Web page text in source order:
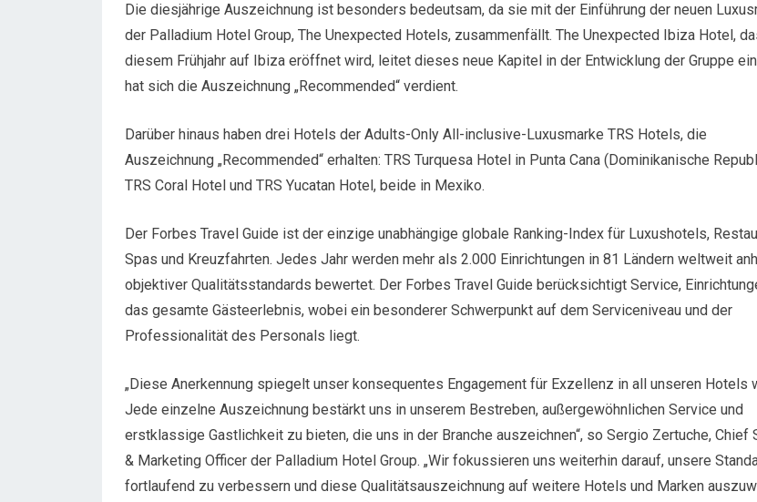
Die diesjährige Auszeichnung ist besonders bedeutsam, da sie mit der Einführung der neuen
der Palladium Hotel Group, The Unexpected Hotels, zusammenfällt. The Unexpected Ibiza Hotel,
diesem Frühjahr auf Ibiza eröffnet wird, leitet dieses neue Kapitel in der Entwicklung der Gruppe
hat sich die Auszeichnung „Recommended“ verdient.
Darüber hinaus haben drei Hotels der Adults-Only All-inclusive-Luxusmarke TRS Hotels, die
Auszeichnung „Recommended“ erhalten: TRS Turquesa Hotel in Punta Cana (Dominikanische
TRS Coral Hotel und TRS Yucatan Hotel, beide in Mexiko.
Der Forbes Travel Guide ist der einzige unabhängige globale Ranking-Index für Luxushotels,
Spas und Kreuzfahrten. Jedes Jahr werden mehr als 2.000 Einrichtungen in 81 Ländern weltweit
objektiver Qualitätsstandards bewertet. Der Forbes Travel Guide berücksichtigt Service,
das gesamte Gästeerlebnis, wobei ein besonderer Schwerpunkt auf dem Serviceniveau und der
Professionalität des Personals liegt.
„Diese Anerkennung spiegelt unser konsequentes Engagement für Exzellenz in all unseren Hotels
Jede einzelne Auszeichnung bestärkt uns in unserem Bestreben, außergewöhnlichen Service und
erstklassige Gastlichkeit zu bieten, die uns in der Branche auszeichnen“, so Sergio Zertuche, Chief
& Marketing Officer der Palladium Hotel Group. „Wir fokussieren uns weiterhin darauf, unsere
fortlaufend zu verbessern und diese Qualitätsauszeichnung auf weitere Hotels und Marken